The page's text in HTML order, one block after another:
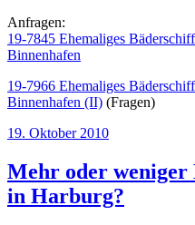
Anfragen:
19-7845 Ehemaliges
Binnenhafen
19-7966 Ehemaliges
Binnenhafen (II) (Fragen)
Veröffentlicht
19. Oktober 2010
Mehr oder weniger
in Harburg?